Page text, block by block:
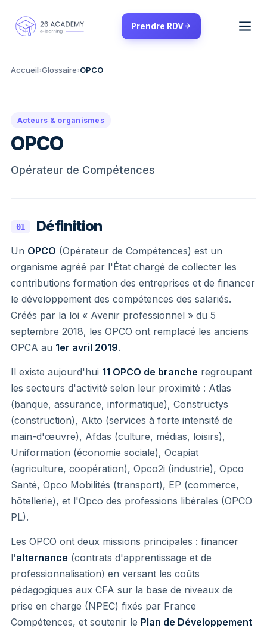
Prendre RDV
Accueil›Glossaire›OPCO
Acteurs & organismes
OPCO
Opérateur de Compétences
01 Définition
Un OPCO (Opérateur de Compétences) est un
organisme agréé par l'État chargé de collecter les
contributions formation des entreprises et de financer
le développement des compétences des salariés.
Créés par la loi « Avenir professionnel » du 5
septembre 2018, les OPCO ont remplacé les anciens
OPCA au 1er avril 2019.
Il existe aujourd'hui 11 OPCO de branche regroupant
les secteurs d'activité selon leur proximité : Atlas
(banque, assurance, informatique), Constructys
(construction), Akto (services à forte intensité de
main-d'œuvre), Afdas (culture, médias, loisirs),
Uniformation (économie sociale), Ocapiat
(agriculture, coopération), Opco2i (industrie), Opco
Santé, Opco Mobilités (transport), EP (commerce,
hôtellerie), et l'Opco des professions libérales (OPCO
PL).
Les OPCO ont deux missions principales : financer
l'alternance (contrats d'apprentissage et de
professionnalisation) en versant les coûts
pédagogiques aux CFA sur la base de niveaux de
prise en charge (NPEC) fixés par France
Compétences, et soutenir le Plan de Développement